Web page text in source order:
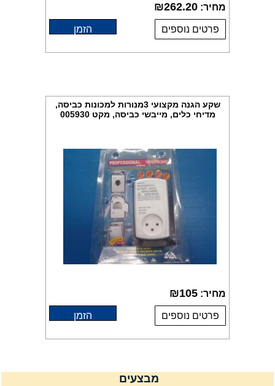
מחיר: ₪262.20
פרטים נוספים הזמן
שקע הגנה מקצועי 3מנורות למכונות כביסה,
מדיחי כלים, מייבשי כביסה, מקט 005930
מחיר: ₪105
פרטים נוספים הזמן
מבצעים